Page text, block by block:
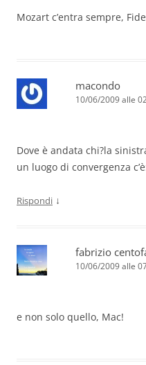
Mozart c’entra sempre,
macondo
10/06/2009 alle
Dove è andata chi?la
un luogo di convergenza
Rispondi ↓
fabrizio
10/06/2009 alle
e non solo quello, Mac!